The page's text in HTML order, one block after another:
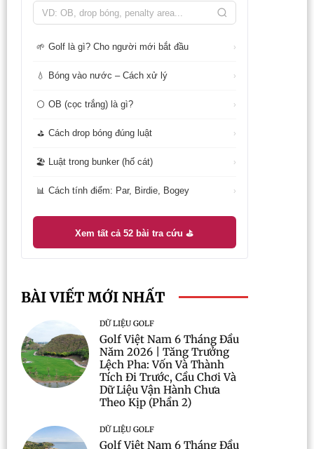
🌱 Golf là gì? Cho người mới bắt đầu ›
💧 Bóng vào nước – Cách xử lý ›
⚪ OB (cọc trắng) là gì? ›
⛳ Cách drop bóng đúng luật ›
🏖️ Luật trong bunker (hố cát) ›
📊 Cách tính điểm: Par, Birdie, Bogey ›
Xem tất cả 52 bài tra cứu ⛳
BÀI VIẾT MỚI NHẤT
DỮ LIỆU GOLF
Golf Việt Nam 6 Tháng Đầu
Năm 2026 | Tăng Trưởng
Lệch Pha: Vốn Và Thành
Tích Đi Trước, Cầu Chơi Và
Dữ Liệu Vận Hành Chưa
Theo Kịp (Phần 2)
DỮ LIỆU GOLF
Golf Việt Nam 6 Tháng Đầu